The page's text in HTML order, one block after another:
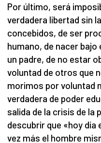
Por último, será
verdadera libertad sin
concebidos, de ser
humano, de nacer bajo
un padre, de no estar
voluntad de otros que
morimos por voluntad
verdadera de poder
salida de la crisis de la
descubrir que «hoy
vez más el hombre